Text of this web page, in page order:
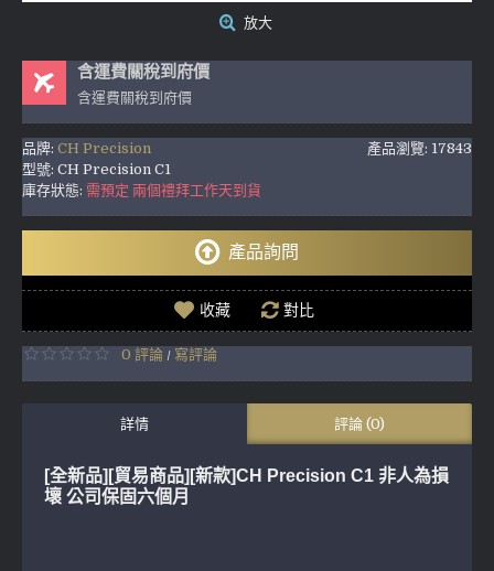
放大
含運費關稅到府價
含運費關稅到府價
產品瀏覽: 17843
品牌: CH Precision
型號: CH Precision C1
庫存狀態: 需預定 兩個禮拜工作天到貨
產品詢問
收藏 對比
0 評論 / 寫評論
詳情 評論 (0)
[全新品][貿易商品][新款]CH Precision C1 非人為損
壞 公司保固六個月